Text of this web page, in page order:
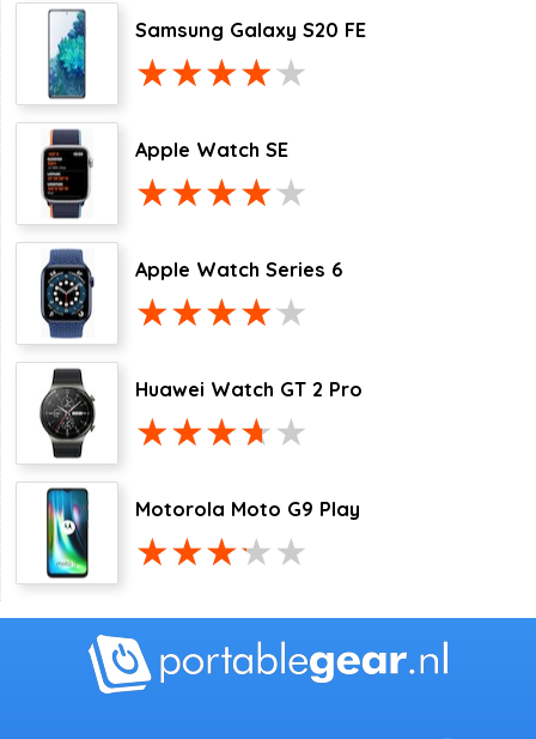
Samsung Galaxy S20 FE
Apple Watch SE
Apple Watch Series 6
Huawei Watch GT 2 Pro
Motorola Moto G9 Play